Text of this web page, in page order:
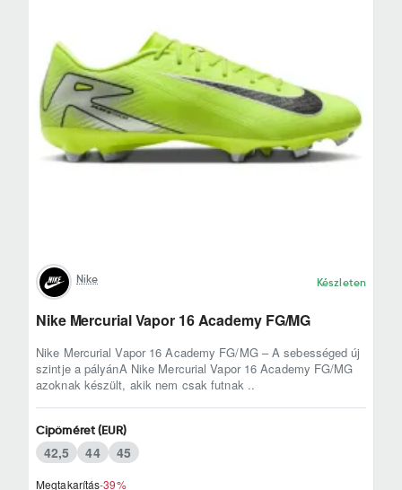
Nike Készleten
Nike Mercurial Vapor 16 Academy FG/MG
Nike Mercurial Vapor 16 Academy FG/MG – A sebességed új
szintje a pályánA Nike Mercurial Vapor 16 Academy FG/MG
azoknak készült, akik nem csak futnak ..
Megtakarítás-39%
Cipőméret (EUR)
42,5 44 45